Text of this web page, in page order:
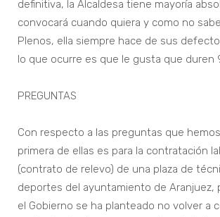
definitiva, la Alcaldesa tiene mayoría
convocará cuando quiera y como no
Plenos, ella siempre hace de sus
lo que ocurre es que le gusta que duren
PREGUNTAS
Con respecto a las preguntas que
primera de ellas es para la contratación
(contrato de relevo) de una plaza de
deportes del ayuntamiento de Aranjuez,
el Gobierno se ha planteado no volver a